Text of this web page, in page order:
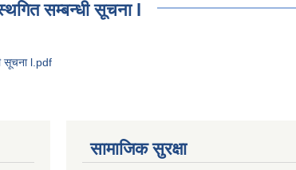
सम्बन्धी सूचना l
सूचना l.pdf
सामाजिक सुरक्षा